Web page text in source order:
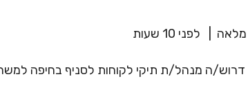
לפני 10 שעות
ה מנהל/ת תיקי לקוחות לסניף בחיפה